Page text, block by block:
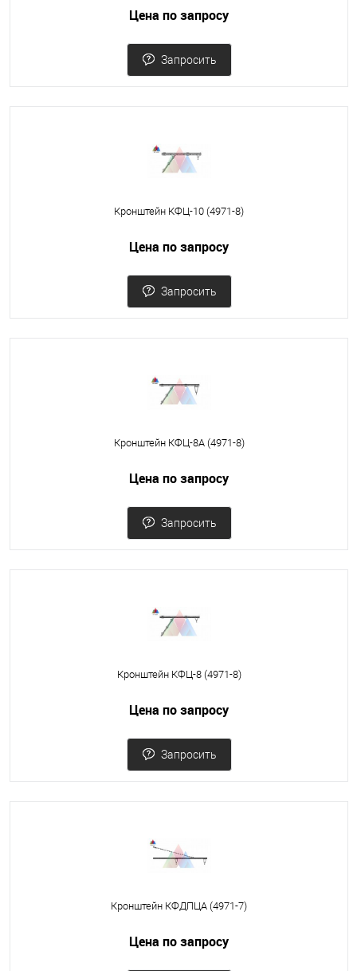
Цена по запросу
Запросить
Кронштейн КФЦ-10 (4971-8)
Цена по запросу
Запросить
Кронштейн КФЦ-8А (4971-8)
Цена по запросу
Запросить
Кронштейн КФЦ-8 (4971-8)
Цена по запросу
Запросить
Кронштейн КФДПЦА (4971-7)
Цена по запросу